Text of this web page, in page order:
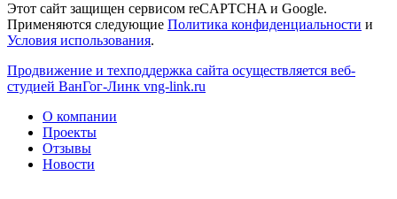
Этот сайт защищен сервисом reCAPTCHA и Google.
Применяются следующие Политика конфиденциальности и
Условия использования.
Продвижение и техподдержка сайта осуществляется веб-
студией ВанГог-Линк vng-link.ru
О компании
Проекты
Отзывы
Новости